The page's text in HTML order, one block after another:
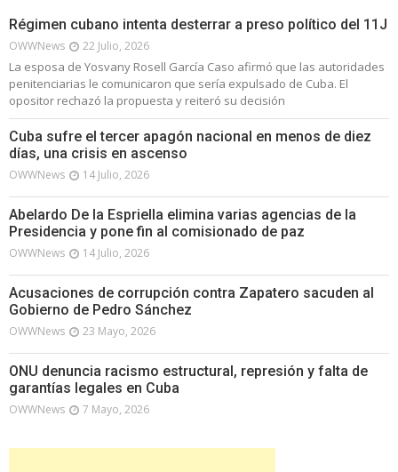
Régimen cubano intenta desterrar a preso político del 11J
OWWNews 22 Julio, 2026
La esposa de Yosvany Rosell García Caso afirmó que las autoridades
penitenciarias le comunicaron que sería expulsado de Cuba. El
opositor rechazó la propuesta y reiteró su decisión
Cuba sufre el tercer apagón nacional en menos de diez
días, una crisis en ascenso
OWWNews 14 Julio, 2026
Abelardo De la Espriella elimina varias agencias de la
Presidencia y pone fin al comisionado de paz
OWWNews 14 Julio, 2026
Acusaciones de corrupción contra Zapatero sacuden al
Gobierno de Pedro Sánchez
OWWNews 23 Mayo, 2026
ONU denuncia racismo estructural, represión y falta de
garantías legales en Cuba
OWWNews 7 Mayo, 2026